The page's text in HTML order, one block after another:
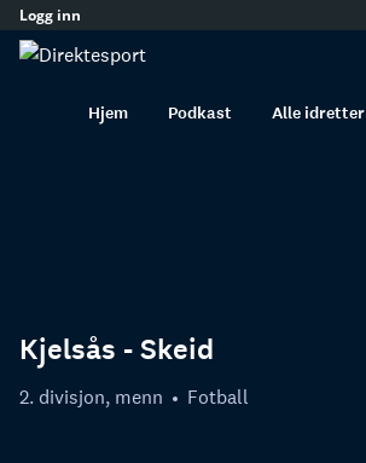
innhold
Logg inn
Hjem Podkast Alle idretter
Kjelsås - Skeid
2. divisjon, menn Fotball